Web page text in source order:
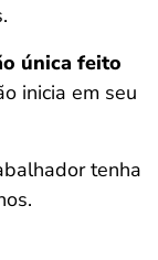
única feito
inicia em seu
tenha